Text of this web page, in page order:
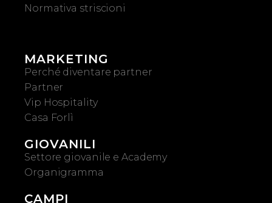
Normativa striscioni
MARKETING
Perché diventare partner
Partner
Vip Hospitality
Casa Forlì
GIOVANILI
Settore giovanile e Academy
Organigramma
CAMPI